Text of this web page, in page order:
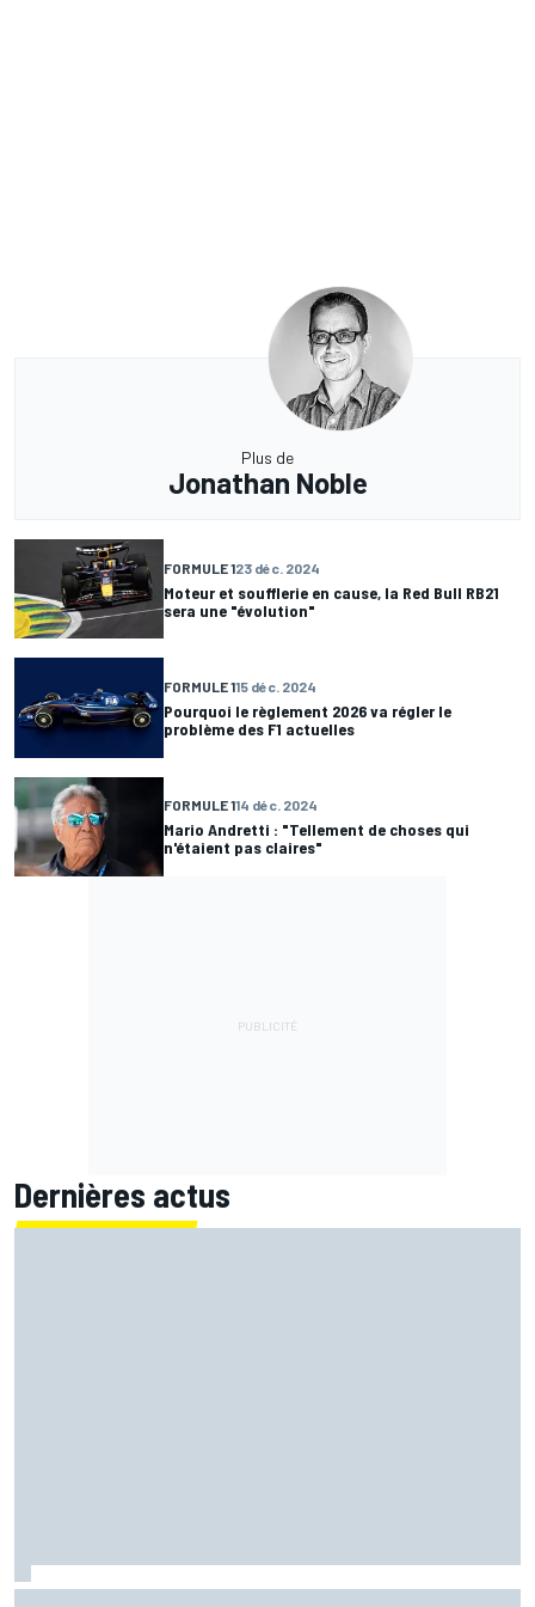
Plus de
Jonathan Noble
FORMULE 123 déc. 2024
Moteur et soufflerie en cause, la Red Bull RB21
sera une "évolution"
FORMULE 115 déc. 2024
Pourquoi le règlement 2026 va régler le
problème des F1 actuelles
FORMULE 114 déc. 2024
Mario Andretti : "Tellement de choses qui
n'étaient pas claires"
Dernières actus